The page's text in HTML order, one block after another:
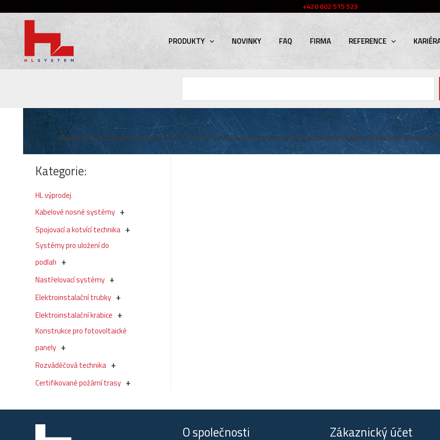
+420 602 515 523
PRODUKTY NOVINKY FAQ FIRMA REFERENCE
Kategorie:
HL výprodej
Kabelové nosné systémy
Spojovací a kotvící technika
Systémy pro uložení do
podlah
Nastřelovací systémy
Elektroinstalační trubky
Elektroinstalační krabice
Konstrukce pro fotovoltaické
panely
Rozváděčová technika
Certifikované požární trasy
Warning: Invalid argument supplied for foreach() in/var/www/hlsystem.cz/wp-content/plugins/hlsystem/themes/
O společnosti Zákaznický účet